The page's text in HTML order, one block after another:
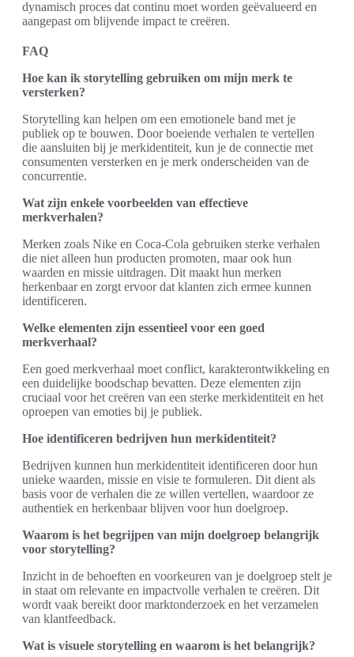
dynamisch proces dat continu moet worden geëvalueerd en
aangepast om blijvende impact te creëren.
FAQ
Hoe kan ik storytelling gebruiken om mijn merk te
versterken?
Storytelling kan helpen om een emotionele band met je
publiek op te bouwen. Door boeiende verhalen te vertellen
die aansluiten bij je merkidentiteit, kun je de connectie met
consumenten versterken en je merk onderscheiden van de
concurrentie.
Wat zijn enkele voorbeelden van effectieve
merkverhalen?
Merken zoals Nike en Coca-Cola gebruiken sterke verhalen
die niet alleen hun producten promoten, maar ook hun
waarden en missie uitdragen. Dit maakt hun merken
herkenbaar en zorgt ervoor dat klanten zich ermee kunnen
identificeren.
Welke elementen zijn essentieel voor een goed
merkverhaal?
Een goed merkverhaal moet conflict, karakterontwikkeling en
een duidelijke boodschap bevatten. Deze elementen zijn
cruciaal voor het creëren van een sterke merkidentiteit en het
oproepen van emoties bij je publiek.
Hoe identificeren bedrijven hun merkidentiteit?
Bedrijven kunnen hun merkidentiteit identificeren door hun
unieke waarden, missie en visie te formuleren. Dit dient als
basis voor de verhalen die ze willen vertellen, waardoor ze
authentiek en herkenbaar blijven voor hun doelgroep.
Waarom is het begrijpen van mijn doelgroep belangrijk
voor storytelling?
Inzicht in de behoeften en voorkeuren van je doelgroep stelt je
in staat om relevante en impactvolle verhalen te creëren. Dit
wordt vaak bereikt door marktonderzoek en het verzamelen
van klantfeedback.
Wat is visuele storytelling en waarom is het belangrijk?